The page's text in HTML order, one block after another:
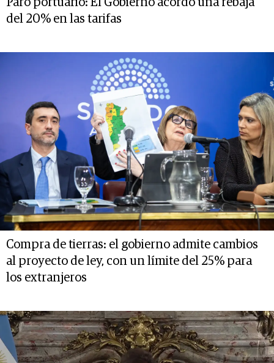
Paro portuario: El Gobierno acordó una rebaja
del 20% en las tarifas
Compra de tierras: el gobierno admite cambios
al proyecto de ley, con un límite del 25% para
los extranjeros